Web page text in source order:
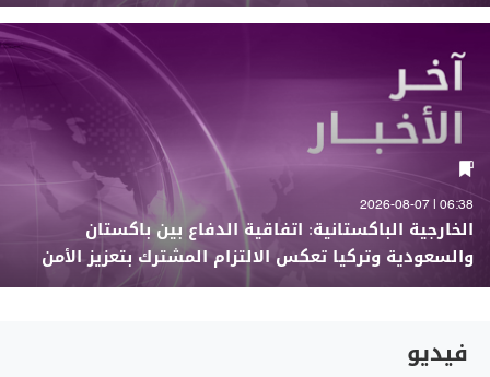
06:38 | 2026-08-07
الخارجية الباكستانية: اتفاقية الدفاع بين باكستان
والسعودية وتركيا تعكس الالتزام المشترك بتعزيز الأمن
فيديو